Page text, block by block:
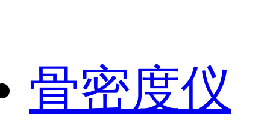
骨密度仪